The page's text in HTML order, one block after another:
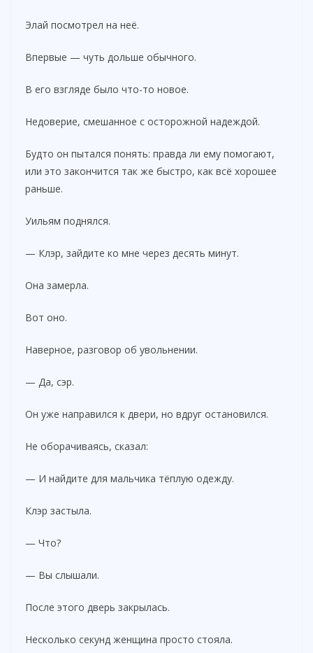
Элай посмотрел на неё.
Впервые — чуть дольше обычного.
В его взгляде было что-то новое.
Недоверие, смешанное с осторожной надеждой.
Будто он пытался понять: правда ли ему помогают,
или это закончится так же быстро, как всё хорошее
раньше.
Уильям поднялся.
— Клэр, зайдите ко мне через десять минут.
Она замерла.
Вот оно.
Наверное, разговор об увольнении.
— Да, сэр.
Он уже направился к двери, но вдруг остановился.
Не оборачиваясь, сказал:
— И найдите для мальчика тёплую одежду.
Клэр застыла.
— Что?
— Вы слышали.
После этого дверь закрылась.
Несколько секунд женщина просто стояла.